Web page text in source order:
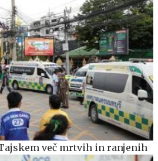
več mrtvih in ranjenih